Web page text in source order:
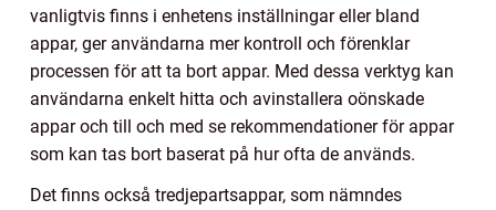
vanligtvis finns i enhetens inställningar eller bland
appar, ger användarna mer kontroll och förenklar
processen för att ta bort appar. Med dessa verktyg kan
användarna enkelt hitta och avinstallera oönskade
appar och till och med se rekommendationer för appar
som kan tas bort baserat på hur ofta de används.
Det finns också tredjepartsappar, som nämndes